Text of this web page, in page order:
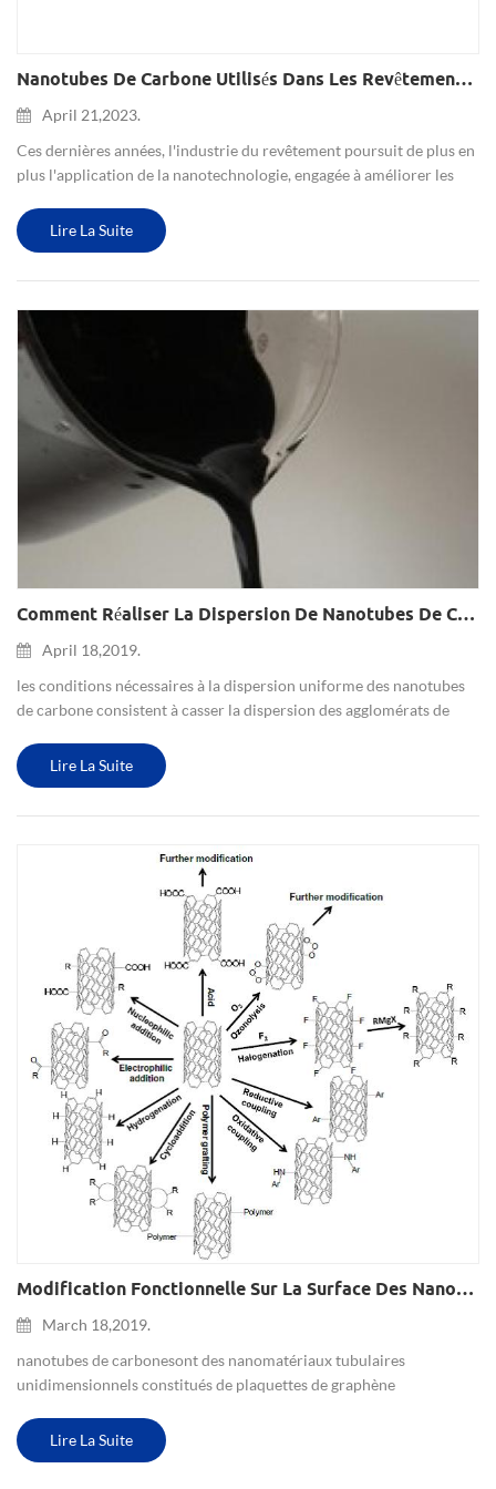
Nanotubes De Carbone Utilisés Dans Les Revêtements (blindage Électromagnétique Et Absorbant Furtif Et Conducteur)
April 21,2023.
Ces dernières années, l'industrie du revêtement poursuit de plus en
plus l'application de la nanotechnologie, engagée à améliorer les
spéciales. En tant que nouvelle génération de matériaux ...
Lire La Suite
Comment Réaliser La Dispersion De Nanotubes De Carbone?
April 18,2019.
les conditions nécessaires à la dispersion uniforme des nanotubes
de carbone consistent à casser la dispersion des agglomérats de
nanotubes de carbone longs. les méthodes de dispersion spéc...
Lire La Suite
Modification Fonctionnelle Sur La Surface Des Nanotubes De Carbone (cnts)
March 18,2019.
nanotubes de carbonesont des nanomatériaux tubulaires
unidimensionnels constitués de plaquettes de graphène
résistance mécanique élevée, une bonne stabilité chimique, une
excellente con...
Lire La Suite